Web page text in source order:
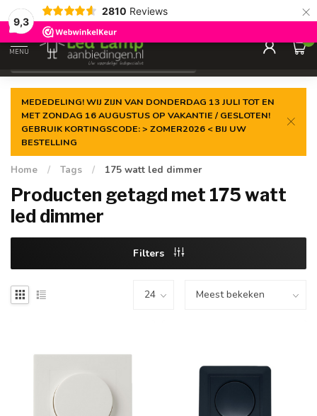
9,3
2810 Reviews ×
Gegarandeerde delaagste prijs
MENU
0
MEDEDELING! WIJ ZIJN VAN DONDERDAG 13 JULI TOT EN
MET ZONDAG 16 AUGUSTUS OP VAKANTIE / GESLOTEN!
GEBRUIK KORTINGSCODE: > ZOMER2026 < BIJ UW
BESTELLING
Home / Tags / 175 watt led dimmer
Producten getagd met 175 watt
led dimmer
Filters